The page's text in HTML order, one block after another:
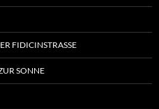
FIDICINSTRASSE
SONNE